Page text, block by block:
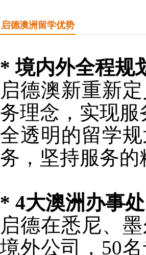
启德澳洲留学优势
* 境内外全程规
启德澳新重新
务理念，实现服
全透明的留学
务，坚持服务
* 4大澳洲办事
启德在悉尼、
境外公司，50